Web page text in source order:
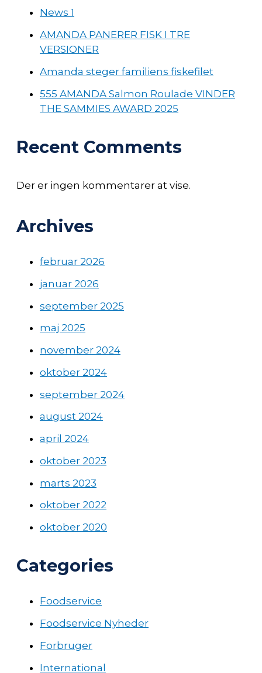
News 1
AMANDA PANERER FISK I TRE
VERSIONER
Amanda steger familiens fiskefilet
555 AMANDA Salmon Roulade VINDER
THE SAMMIES AWARD 2025
Recent Comments
Der er ingen kommentarer at vise.
Archives
februar 2026
januar 2026
september 2025
maj 2025
november 2024
oktober 2024
september 2024
august 2024
april 2024
oktober 2023
marts 2023
oktober 2022
oktober 2020
Categories
Foodservice
Foodservice Nyheder
Forbruger
International